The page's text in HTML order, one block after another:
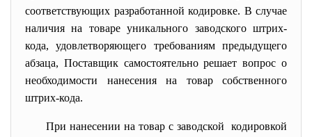
соответствующих разработанной кодировке. В случае
наличия на товаре уникального заводского штрих-
кода, удовлетворяющего требованиям предыдущего
абзаца, Поставщик самостоятельно решает вопрос о
необходимости нанесения на товар собственного
штрих-кода.
При нанесении на товар с заводской кодировкой